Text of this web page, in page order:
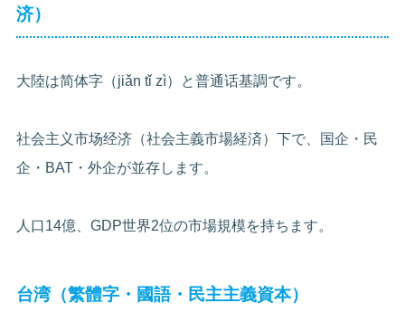
济）
大陸は简体字（jiǎn tǐ zì）と普通话基調です。
社会主义市场经济（社会主義市場経済）下で、国企・民
企・BAT・外企が並存します。
人口14億、GDP世界2位の市場規模を持ちます。
台湾（繁體字・國語・民主主義資本）